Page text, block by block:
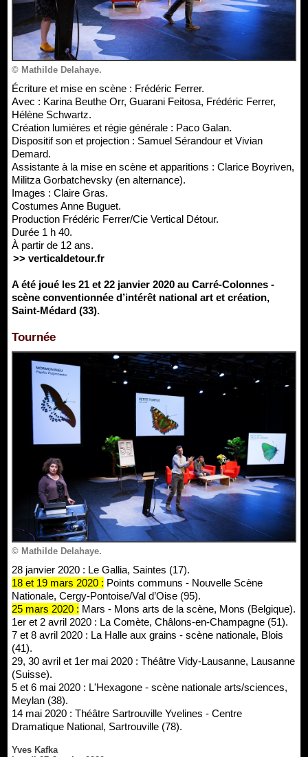
© Mathilde Delahaye.
Écriture et mise en scène : Frédéric Ferrer.
Avec : Karina Beuthe Orr, Guarani Feitosa, Frédéric Ferrer,
Hélène Schwartz.
Création lumières et régie générale : Paco Galan.
Dispositif son et projection : Samuel Sérandour et Vivian
Demard.
Assistante à la mise en scène et apparitions : Clarice Boyriven,
Militza Gorbatchevsky (en alternance).
Images : Claire Gras.
Costumes Anne Buguet.
Production Frédéric Ferrer/Cie Vertical Détour.
Durée 1 h 40.
À partir de 12 ans.
>> verticaldetour.fr
A été joué les 21 et 22 janvier 2020 au Carré-Colonnes -
scène conventionnée d’intérêt national art et création,
Saint-Médard (33).
Tournée
© Mathilde Delahaye.
28 janvier 2020 : Le Gallia, Saintes (17).
18 et 19 mars 2020 : Points communs - Nouvelle Scène
Nationale, Cergy-Pontoise/Val d’Oise (95).
25 mars 2020 : Mars - Mons arts de la scène, Mons (Belgique).
1er et 2 avril 2020 : La Comète, Châlons-en-Champagne (51).
7 et 8 avril 2020 : La Halle aux grains - scène nationale, Blois
(41).
29, 30 avril et 1er mai 2020 : Théâtre Vidy-Lausanne, Lausanne
(Suisse).
5 et 6 mai 2020 : L'Hexagone - scène nationale arts/sciences,
Meylan (38).
14 mai 2020 : Théâtre Sartrouville Yvelines - Centre
Dramatique National, Sartrouville (78).
Yves Kafka